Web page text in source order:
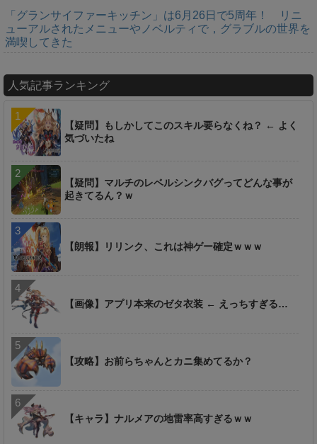
「グランサイファーキッチン」は6月26日で5周年！ リニ
ューアルされたメニューやノベルティで，グラブルの世界を
満喫してきた
人気記事ランキング
【疑問】もしかしてこのスキル要らなくね？ ← よく
気づいたね
【疑問】マルチのレベルシンクバグってどんな事が
起きてるん？ｗ
【朗報】リリンク、これは神ゲー確定ｗｗｗ
【画像】アプリ本来のゼタ衣装 ← えっちすぎる…
【攻略】お前らちゃんとカニ集めてるか？
【キャラ】ナルメアの地雷率高すぎるｗｗ